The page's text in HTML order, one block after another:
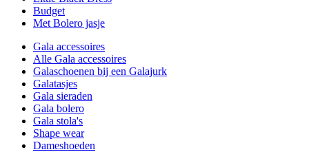
Budget
Met Bolero jasje
Gala accessoires
Alle Gala accessoires
Galaschoenen bij een Galajurk
Galatasjes
Gala sieraden
Gala bolero
Gala stola's
Shape wear
Dameshoeden